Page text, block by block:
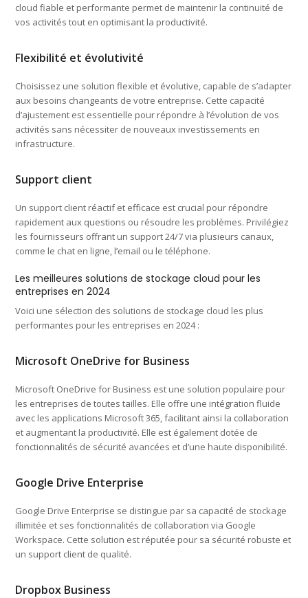
cloud fiable et performante permet de maintenir la continuité de
vos activités tout en optimisant la productivité.
Flexibilité et évolutivité
Choisissez une solution flexible et évolutive, capable de s’adapter
aux besoins changeants de votre entreprise. Cette capacité
d’ajustement est essentielle pour répondre à l’évolution de vos
activités sans nécessiter de nouveaux investissements en
infrastructure.
Support client
Un support client réactif et efficace est crucial pour répondre
rapidement aux questions ou résoudre les problèmes. Privilégiez
les fournisseurs offrant un support 24/7 via plusieurs canaux,
comme le chat en ligne, l’email ou le téléphone.
Les meilleures solutions de stockage cloud pour les
entreprises en 2024
Voici une sélection des solutions de stockage cloud les plus
performantes pour les entreprises en 2024 :
Microsoft OneDrive for Business
Microsoft OneDrive for Business est une solution populaire pour
les entreprises de toutes tailles. Elle offre une intégration fluide
avec les applications Microsoft 365, facilitant ainsi la collaboration
et augmentant la productivité. Elle est également dotée de
fonctionnalités de sécurité avancées et d’une haute disponibilité.
Google Drive Enterprise
Google Drive Enterprise se distingue par sa capacité de stockage
illimitée et ses fonctionnalités de collaboration via Google
Workspace. Cette solution est réputée pour sa sécurité robuste et
un support client de qualité.
Dropbox Business